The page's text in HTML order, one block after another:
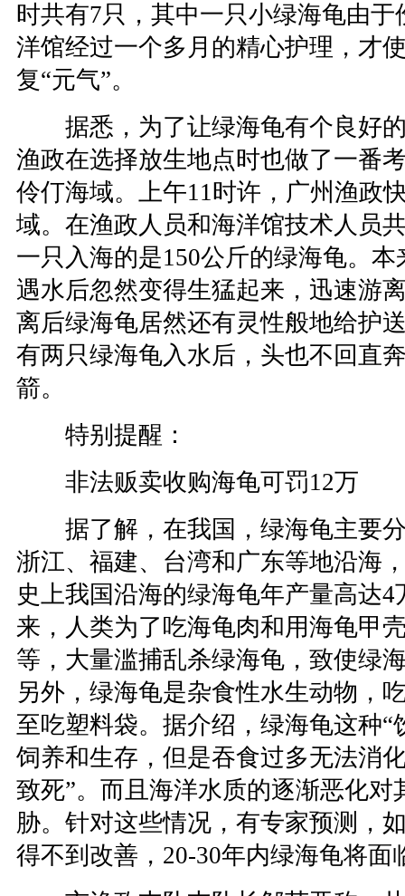
时共有7只，其中一只小绿海龟由
洋馆经过一个多月的精心护理，才
复“元气”。
据悉，为了让绿海龟有个良好的
渔政在选择放生地点时也做了一番
伶仃海域。上午11时许，广州渔政
域。在渔政人员和海洋馆技术人员
一只入海的是150公斤的绿海龟。
遇水后忽然变得生猛起来，迅速游
离后绿海龟居然还有灵性般地给护
有两只绿海龟入水后，头也不回直
箭。
特别提醒：
非法贩卖收购海龟可罚12万
据了解，在我国，绿海龟主要分
浙江、福建、台湾和广东等地沿海
史上我国沿海的绿海龟年产量高达
来，人类为了吃海龟肉和用海龟甲
等，大量滥捕乱杀绿海龟，致使绿
另外，绿海龟是杂食性水生动物，
至吃塑料袋。据介绍，绿海龟这种“
饲养和生存，但是吞食过多无法消
致死”。而且海洋水质的逐渐恶化对
胁。针对这些情况，有专家预测，
得不到改善，20-30年内绿海龟将面